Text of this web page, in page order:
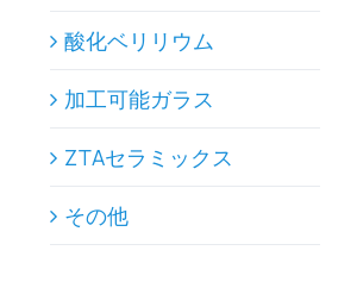
酸化ベリリウム
加工可能ガラス
ZTAセラミックス
その他